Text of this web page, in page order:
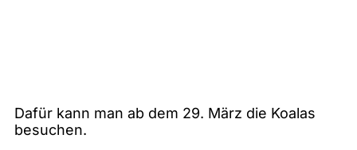
Dafür kann man ab dem 29. März die Koalas
besuchen.